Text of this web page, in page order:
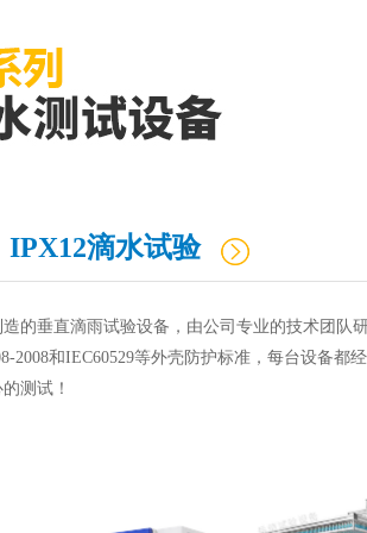
IPX12滴水试验
的垂直滴雨试验设备，由公司专业的技术团队
2008和IEC60529等外壳防护标准，每台设备都
测试！